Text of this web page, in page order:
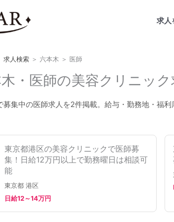
求人
求人検索 ＞ 六本木 ＞ 医師
・医師の美容クリニッ
募集中の医師求人を2件掲載。給与・勤務地・福
東京都港区の美容クリニックで医師募
集！日給12万円以上で勤務曜日は相談可
能
東京都 港区
日給12～14万円